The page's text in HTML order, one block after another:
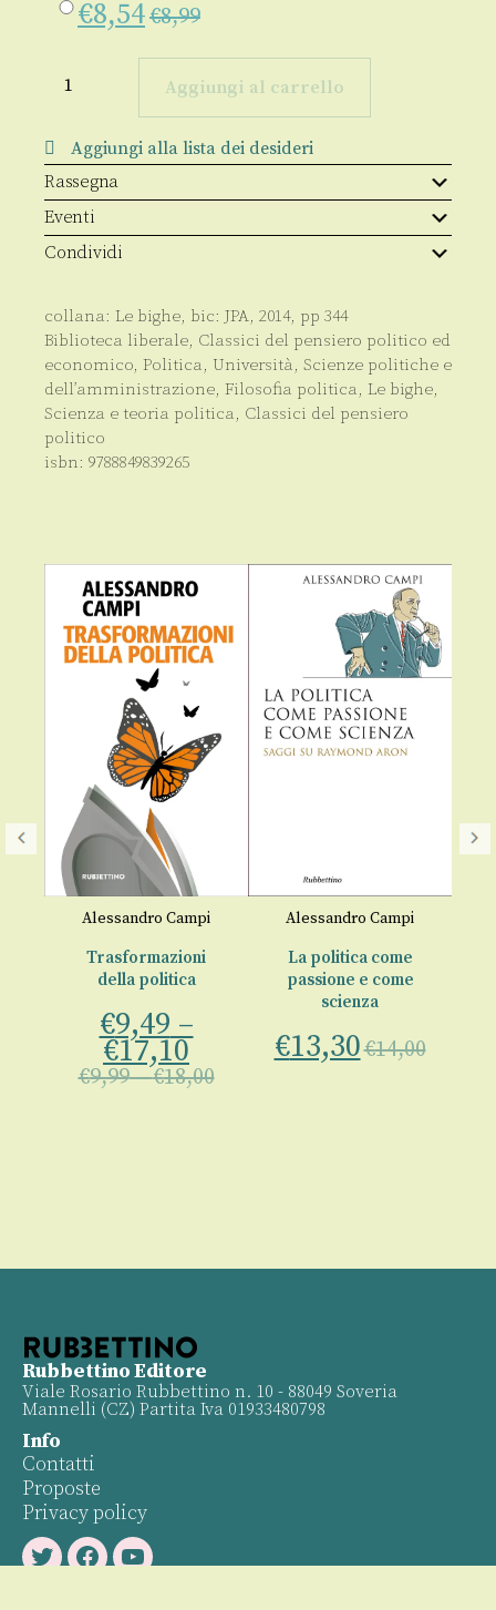
€8,54€8,99
congiure
Aggiungi al carrello
Aggiungi alla lista dei desideri
Rassegna
Eventi
Condividi
collana: Le bighe, bic: JPA, 2014, pp 344
Biblioteca liberale, Classici del pensiero politico ed
economico, Politica, Università, Scienze politiche e
dell’amministrazione, Filosofia politica, Le bighe,
Scienza e teoria politica, Classici del pensiero
politico
isbn: 9788849839265
Alessandro Campi
Trasformazioni
della politica
€9,49 –
€17,10
€9,99–€18,00
Alessandro Campi
La politica come
passione e come
scienza
€13,30€14,00
Rubbettino Editore
Viale Rosario Rubbettino n. 10 - 88049 Soveria
Mannelli (CZ) Partita Iva 01933480798
Info
Contatti
Proposte
Privacy policy
TwitterFacebookYoutube